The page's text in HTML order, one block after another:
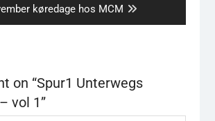
køredage hos MCM
on “Spur1 Unterwegs
vol 1”